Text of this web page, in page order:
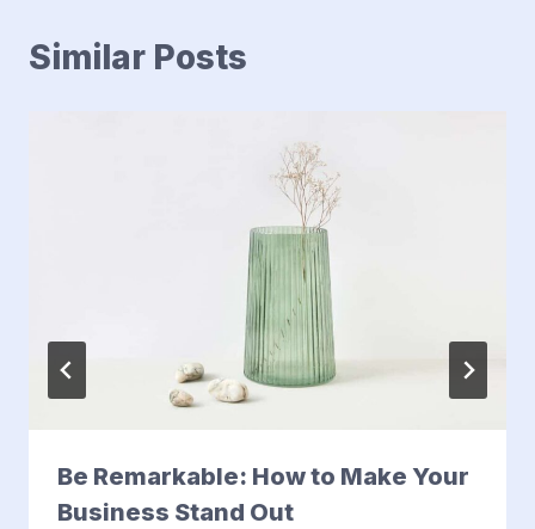
Similar Posts
Be Remarkable: How to Make Your
Business Stand Out